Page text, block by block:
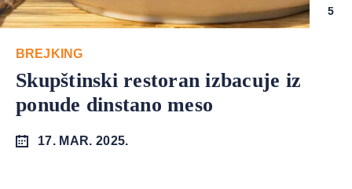
5
BREJKING
Skupštinski restoran izbacuje iz
ponude dinstano meso
17. MAR. 2025.